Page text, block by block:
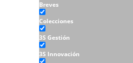
Breves
Colecciones
3S Gestión
3S Innovación